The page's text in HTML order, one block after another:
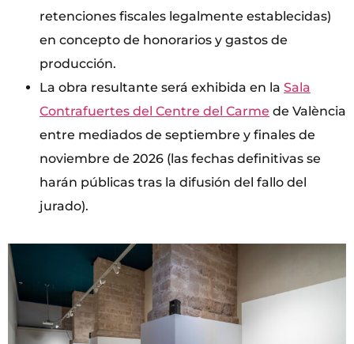
retenciones fiscales legalmente establecidas)
en concepto de honorarios y gastos de
producción.
La obra resultante será exhibida en la Sala
Contrafuertes del Centre del Carme de València
entre mediados de septiembre y finales de
noviembre de 2026 (las fechas definitivas se
harán públicas tras la difusión del fallo del
jurado).